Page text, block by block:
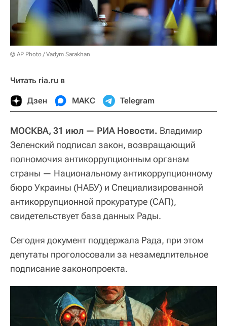
© AP Photo / Vadym Sarakhan
Читать ria.ru в
Дзен МАКС Telegram
МОСКВА, 31 июл — РИА Новости. Владимир
Зеленский подписал закон, возвращающий
полномочия антикоррупционным органам
страны — Национальному антикоррупционному
бюро Украины (НАБУ) и Специализированной
антикоррупционной прокуратуре (САП),
свидетельствует база данных Рады.
Сегодня документ поддержала Рада, при этом
депутаты проголосовали за незамедлительное
подписание законопроекта.